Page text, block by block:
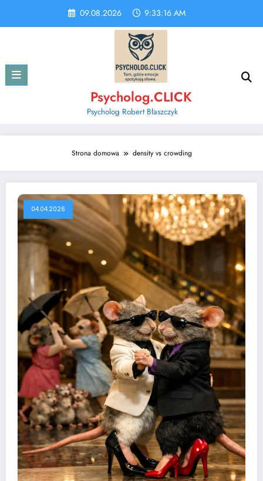
content
09.08.2026 9:33:17 AM
Psycholog.CLICK
Psycholog Robert Błaszczyk
Strona domowa density vs crowding
04.04.2026